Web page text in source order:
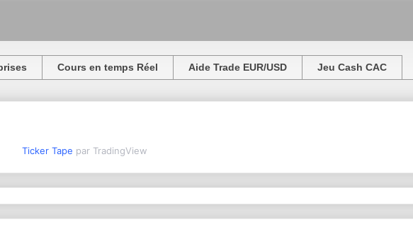
Cours en temps Réel Aide Trade EUR/USD Jeu Cash CAC
Ticker Tape par TradingView